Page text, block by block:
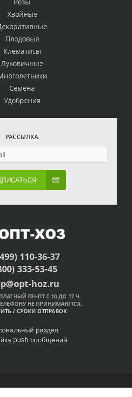
Хвойные
Плодовые
Клематисы
Луковичные
Семена
Удобрения
РАССЫЛКА
110-36-37
333-53-45
hoz.ru
ПН-ПТ С 10 ДО 17 Ч
НЕ ПРИНИМАЮТСЯ.
/ СРОКИ ОТПРАВОК
раздел
push сообщений
ОПТ-ХОЗ, 2011-2026